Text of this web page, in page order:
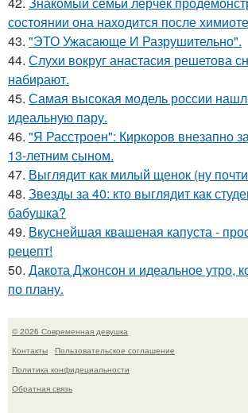
состоянии она находится после
43. "ЭТО Ужасающе И Разрушительно".
44. Слухи вокруг анастасия решетова
набирают.
45. Самая высокая модель россии
идеальную пару.
46. "Я Расстроен": Киркоров внезапно
13-летним сыном.
47. Выглядит как милый щенок (ну
48. Звезды за 40: кто выглядит как
бабушка?
49. Вкуснейшая квашеная капуста -
рецепт!
50. Дакота Джонсон и идеальное утро,
по плану.
© 2026 Современная девушка
Контакты
Пользовательское соглашение
Политика конфидециальности
Обратная связь